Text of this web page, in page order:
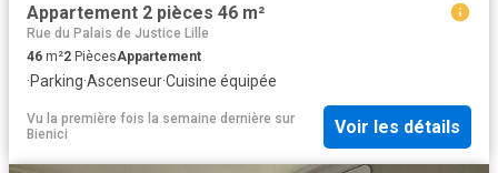
Appartement 2 pièces 46 m²
Rue du Palais de Justice Lille
46 m²2 PiècesAppartement
·Parking·Ascenseur·Cuisine équipée
Vu la première fois la semaine dernière sur
Bienici
Voir les détails